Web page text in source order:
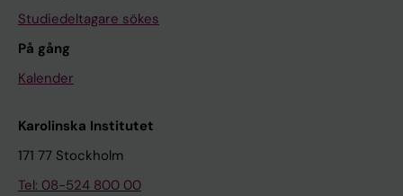
Studiedeltagare sökes
På gång
Kalender
Karolinska Institutet
171 77 Stockholm
Tel: 08-524 800 00